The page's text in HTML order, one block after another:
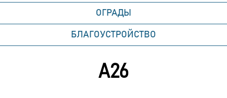
ОГРАДЫ
БЛАГОУСТРОЙСТВО
А26